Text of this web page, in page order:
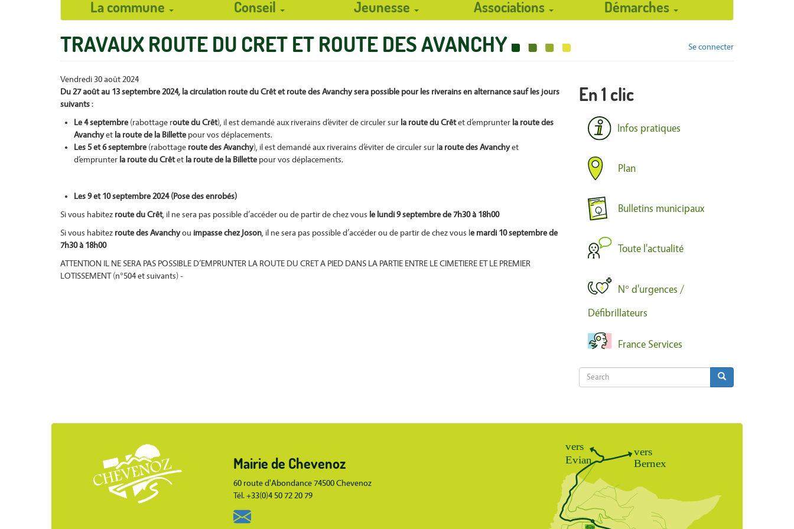
La commune Conseil Jeunesse Associations Démarches
User
menu
Se connecter
TRAVAUX ROUTE DU CRET ET ROUTE DES AVANCHY
Vendredi 30 août 2024
Du 27 août au 13 septembre 2024, l a circulation route du Crêtet route des Avanchy sera possible pour les riverains en alternance sauf les jours
suivants:
Le 4 septembre(rabottage route du Crêt), il est demandé aux riverains d’éviter de circuler sur la route du Crêtet d’emprunter la route des
Avanchyet la route de la Billette pour vos déplacements.
Les 5 et 6 septembre(rabottage route des Avanchy), il est demandé aux riverains d’éviter de circuler sur la route des Avanchyet
d’emprunter la route du Crêtet la route de la Billette pour vos déplacements.
Les 9 et 10 septembre 2024 (Pose des enrobés)
Si vous habitez route du Crêt, il ne sera pas possible d’accéder ou de partir de chez vous le lundi 9 septembre de 7h30 à 18h00
Si vous habitez route des Avanchyou impasse chez Joson, il ne sera pas possible d’accéder ou de partir de chez vous le mardi 10 septembre de
7h30 à 18h00
ATTENTION IL NE SERA PAS POSSIBLE D’EMPRUNTER LA ROUTE DU CRET A PIED DANS LA PARTIE ENTRE LE CIMETIERE ET LE PREMIER
LOTISSEMENT (n°504 et suivants) -
En 1 clic
Infos pratiques
Plan
Bulletins municipaux
Toute l'actualité
N° d'urgences /
Défibrillateurs
France Services
Search
Search Search
Body
Mairie de Chevenoz
60 route d'Abondance 74500 Chevenoz
Tél. +33(0)4 50 72 20 79